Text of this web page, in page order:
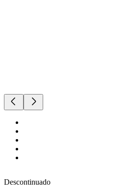
Descontinuado